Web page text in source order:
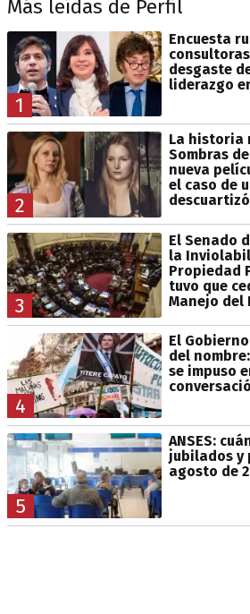
Más leídas de Perfil
1
Encuesta
desgaste
liderazgo
2
La historia
Sombras
nueva
el caso de
3
El Senado
la
Propiedad
tuvo que
Manejo del
4
El
del
se impuso
5
ANSES:
jubilados y
agosto de